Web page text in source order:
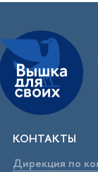
КОНТАКТЫ
Дирекция по